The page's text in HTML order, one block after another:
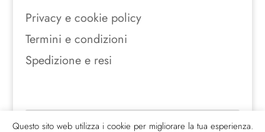
Privacy e cookie policy
Termini e condizioni
Spedizione e resi
Seguici sui social
Questo sito web utilizza i cookie per migliorare la tua esperienza.